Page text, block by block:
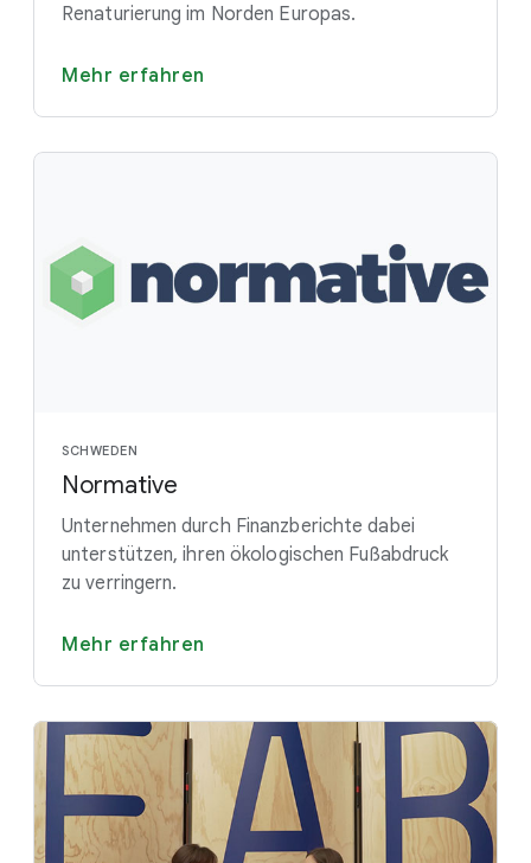
Renaturierung im Norden Europas.
Mehr erfahren
SCHWEDEN
Normative
Unternehmen durch Finanzberichte dabei
unterstützen, ihren ökologischen Fußabdruck
zu verringern.
Mehr erfahren